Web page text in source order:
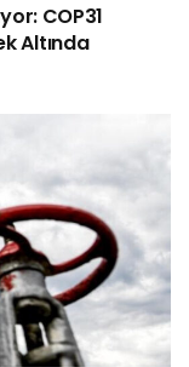
COP31
Altında